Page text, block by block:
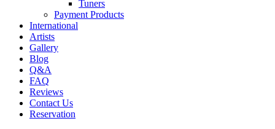
Tuners
Payment Products
International
Artists
Gallery
Blog
Q&A
FAQ
Reviews
Contact Us
Reservation